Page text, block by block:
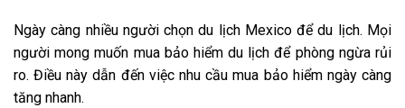
Ngày càng nhiều người chọn du lịch Mexico để du lịch. Mọi
người mong muốn mua bảo hiểm du lịch để phòng ngừa rủi
ro. Điều này dẫn đến việc nhu cầu mua bảo hiểm ngày càng
tăng nhanh.